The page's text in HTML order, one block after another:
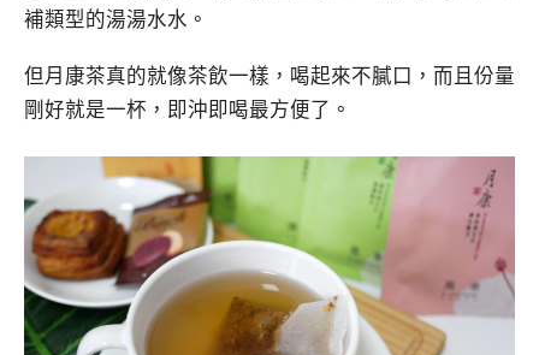
補類型的湯湯水水。
但月康茶真的就像茶飲一樣，喝起來不膩口，而且份量
剛好就是一杯，即沖即喝最方便了。